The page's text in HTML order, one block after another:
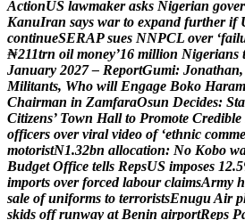
ActionUS lawmaker asks Nigerian gover
KanuIran says war to expand further if
continueSERAP sues NNPCL over ‘fail
₦211trn oil money’16 million Nigerians t
January 2027 – ReportGumi: Jonathan,
Militants, Who will Engage Boko Haram
Chairman in ZamfaraOsun Decides: Sta
Citizens’ Town Hall to Promote Credible
officers over viral video of ‘ethnic comme
motoristN1.32bn allocation: No Kobo w
Budget Office tells RepsUS imposes 12.5
imports over forced labour claimsArmy h
sale of uniforms to terroristsEnuguAir p
skids off runway at Benin airportReps P